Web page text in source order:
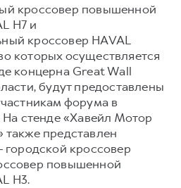
кроссовер повышенной
H7 и
кроссовер HAVAL
которых осуществляется
концерна Great Wall
будут предоставлены
форума в
На стенде «Хавейл Мотор
представлен
городской кроссовер
повышенной
H3.